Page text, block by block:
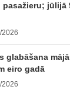
pasažieru; jūlijā
2026
glabāšana
eiro gadā
2026